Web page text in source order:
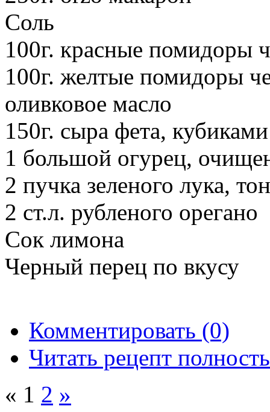
Соль
100г. красные помидоры
100г. желтые помидоры
оливковое масло
150г. сыра фета, кубиками
1 большой огурец,
2 пучка зеленого лука,
2 ст.л. рубленого орегано
Сок лимона
Черный перец по вкусу
Комментировать (0)
Читать рецепт
« 1 2 »